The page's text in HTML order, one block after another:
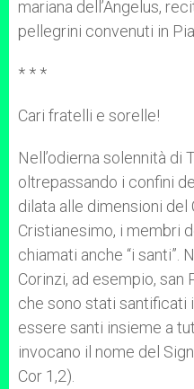
mariana dell’Angelus,
pellegrini convenuti in
* * *
Cari fratelli e sorelle!
Nell’odierna solennità di
oltrepassando i confini
dilata alle dimensioni del
Cristianesimo, i membri
chiamati anche “i santi”.
Corinzi, ad esempio, san
che sono stati santificati
essere santi insieme a
invocano il nome del
Cor 1,2).